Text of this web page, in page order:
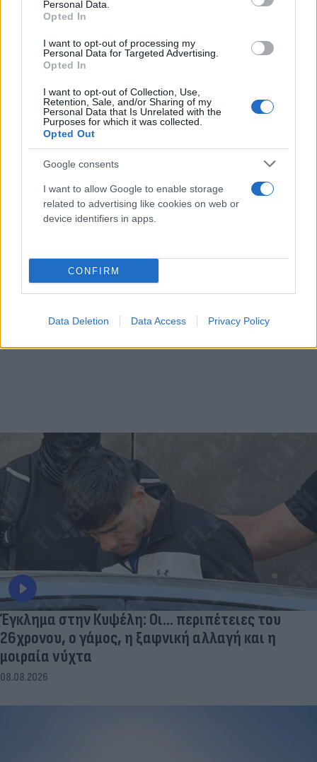
Personal Data.
Opted In
I want to opt-out of processing my
Personal Data for Targeted Advertising.
Opted In
I want to opt-out of Collection, Use,
Retention, Sale, and/or Sharing of my
Personal Data that Is Unrelated with the
Purposes for which it was collected.
Opted Out
Google consents
I want to allow Google to enable storage
related to advertising like cookies on web or
device identifiers in apps.
CONFIRM
Data Deletion Data Access Privacy Policy
«Hot-dry-windy»: Το καιρικό κοκτέιλ που
προκαλεί συναγερμό για φωτιές το
επόμενο 48ωρο
08.08.2026
Έγκλημα στην Κυψέλη: Οι... περιπέτειες του
26χρονου, ο γάμος, η ξαφνική αλλαγή και η
μοιραία νύχτα
08.08.2026